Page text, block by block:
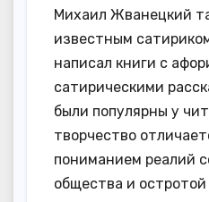
Михаил Жванецкий
известным
написал книги с
сатирическими
были популярны у
творчество
пониманием реалий
общества и